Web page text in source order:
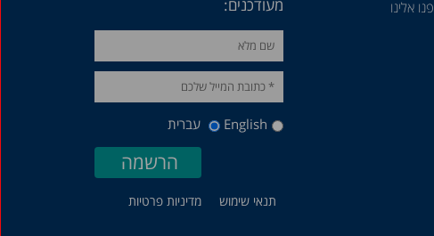
פנו אלינו
מעודכנים:
English עברית
תנאי שימוש מדיניות פרטיות